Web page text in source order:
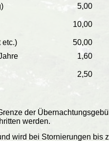
5,00
10,00
etc.) 50,00
1,60
2,50
der
werden.
wird bei Stornierungen bis